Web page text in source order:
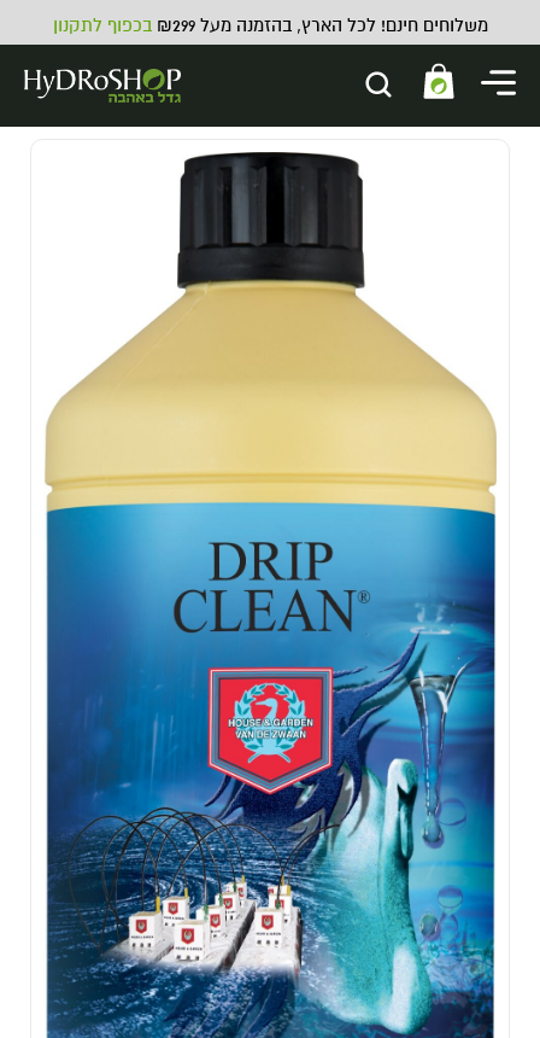
משלוחים חינם! לכל הארץ, בהזמנה מעל ₪299 בכפוף לתקנון
מצמד 25 מ"מ דו-כיווני ישר